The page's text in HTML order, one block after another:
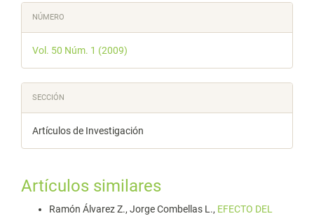
Detalles
del
artículo
NÚMERO
Vol. 50 Núm. 1 (2009)
SECCIÓN
Artículos de Investigación
Artículos similares
Ramón Álvarez Z., Jorge Combellas L., EFECTO DEL